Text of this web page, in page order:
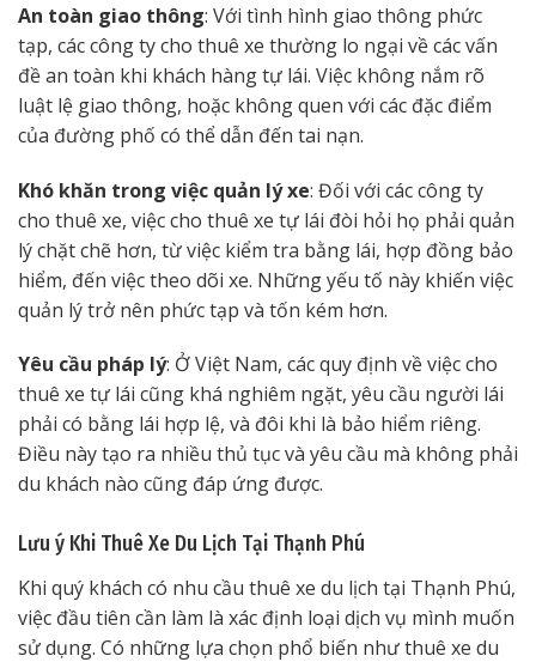
An toàn giao thông: Với tình hình giao thông phức
tạp, các công ty cho thuê xe thường lo ngại về các vấn
đề an toàn khi khách hàng tự lái. Việc không nắm rõ
luật lệ giao thông, hoặc không quen với các đặc điểm
của đường phố có thể dẫn đến tai nạn.
Khó khăn trong việc quản lý xe: Đối với các công ty
cho thuê xe, việc cho thuê xe tự lái đòi hỏi họ phải quản
lý chặt chẽ hơn, từ việc kiểm tra bằng lái, hợp đồng bảo
hiểm, đến việc theo dõi xe. Những yếu tố này khiến việc
quản lý trở nên phức tạp và tốn kém hơn.
Yêu cầu pháp lý: Ở Việt Nam, các quy định về việc cho
thuê xe tự lái cũng khá nghiêm ngặt, yêu cầu người lái
phải có bằng lái hợp lệ, và đôi khi là bảo hiểm riêng.
Điều này tạo ra nhiều thủ tục và yêu cầu mà không phải
du khách nào cũng đáp ứng được.
Lưu ý Khi Thuê Xe Du Lịch Tại Thạnh Phú
Khi quý khách có nhu cầu thuê xe du lịch tại Thạnh Phú,
việc đầu tiên cần làm là xác định loại dịch vụ mình muốn
sử dụng. Có những lựa chọn phổ biến như thuê xe du